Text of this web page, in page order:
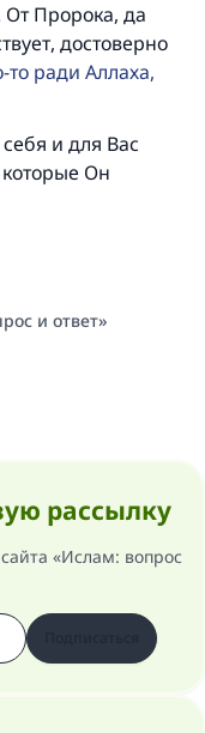
Пророка, да
достоверно
то ради Аллаха,
и для Вас
Он
и ответ»
рассылку
«Ислам: вопрос